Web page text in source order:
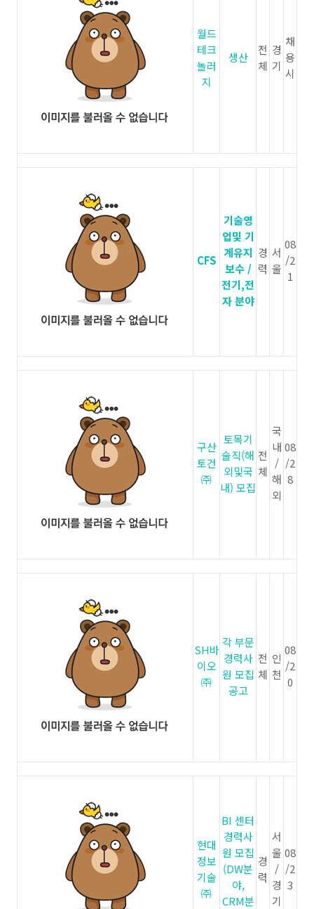
월드
테크
놀러
지
생산
전
체
경
기
채
용
시
CFS
기술영
업및 기
계유지
보수 /
전기,전
자 분야
경
력
서
울
08
/2
1
구산
토건
㈜
토목기
술직(해
외및국
내) 모집
전
체
국
내
/
해
외
08
/2
8
SH바
이오
㈜
각 부문
경력사
원 모집
공고
전
체
인
천
08
/2
0
현대
정보
기술
㈜
BI 센터
경력사
원 모집
(DW분
야,
CRM분
경
력
서
울
/
경
기
08
/2
3